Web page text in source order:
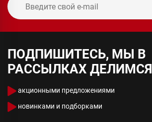
ПОДПИШИТЕСЬ, МЫ В
РАССЫЛКАХ ДЕЛИМСЯ
акционными предложениями
новинками и подборками